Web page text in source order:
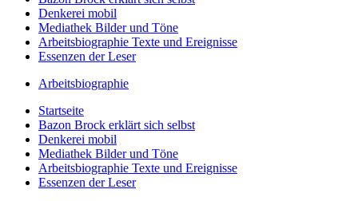
Denkerei mobil
Mediathek Bilder und Töne
Arbeitsbiographie Texte und Ereignisse
Essenzen der Leser
Arbeitsbiographie
Startseite
Bazon Brock erklärt sich selbst
Denkerei mobil
Mediathek Bilder und Töne
Arbeitsbiographie Texte und Ereignisse
Essenzen der Leser